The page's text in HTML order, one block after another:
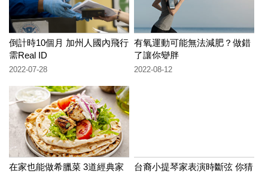
倒計時10個月 加州人國內飛行
需Real ID
2022-07-28
有氧運動可能無法減肥？做錯
了讓你變胖
2022-08-12
在家也能做希臘菜 3道經典家
台裔小提琴家表演時斷弦 你猜